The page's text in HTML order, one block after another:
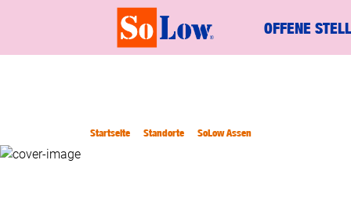
OFFENE
Startseite Standorte SoLow Assen